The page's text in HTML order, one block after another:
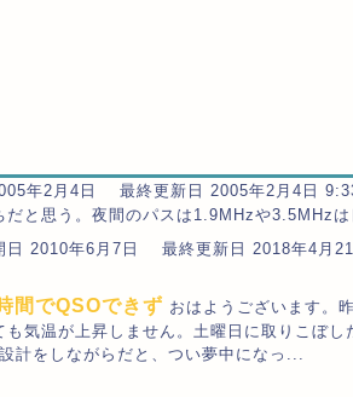
年2月4日 最終更新日 2005年2月4日
だと思う。夜間のパスは1.9MHzや3.5MHz
日 2010年6月7日 最終更新日 2018年4月
間でQSOできず おはようございます。
気温が上昇しません。土曜日に取りこぼ
計をしながらだと、つい夢中になっ...